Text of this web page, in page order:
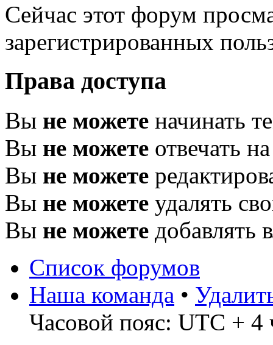
Сейчас этот форум
зарегистрированных
Права доступа
Вы не можете начинать
Вы не можете отвечать
Вы не можете
Вы не можете удалять
Вы не можете добавлять
Список форумов
Наша команда •
Часовой пояс: UTC + 4